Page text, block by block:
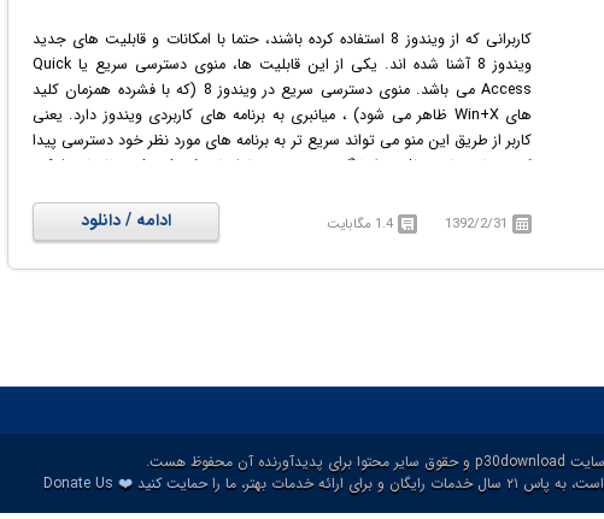
کاربرانی که از ویندوز 8 استفاده کرده باشند، حتما با امکانات و قابلیت های جدید
ویندوز 8 آشنا شده اند. یکی از این قابلیت ها، منوی دسترسی سریع یا Quick
Access می باشد. منوی دسترسی سریع در ویندوز 8 (که با فشرده همزمان کلید
های Win+X ظاهر می شود) ، میانبری به برنامه های کاربردی ویندوز دارد. یعنی
کاربر از طریق این منو می تواند سریع تر به برنامه های مورد نظر خود دسترسی پیدا
کند. برنامه هایی مثل ویرایشگر رجیستری، خط فرمان، کنترل پنل، تنظیمات شبکه،
دسترس هستند. این قابلیت تنها در ویندوز 8 وجود دارد. اما اگر می خواهید چنین
ابزار مفیدی را در ویندوز 7 یا ویندوز XP داشته باشید، می توانید از نرم افزار جالب و
رایگان WinPlusX استفاده کنید. این ابزار نیازی به نصب ندارد و به محض اجرا در
1392/2/31 1.4 مگابایت ادامه / دانلود
است، به پاس ۲۱ سال خدمات رایگان و برای ارائه خدمات بهتر، ما را حمایت کنید ❤️